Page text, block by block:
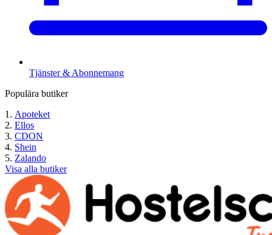
Tjänster & Abonnemang
Populära butiker
Apoteket
Ellos
CDON
Shein
Zalando
Visa alla butiker